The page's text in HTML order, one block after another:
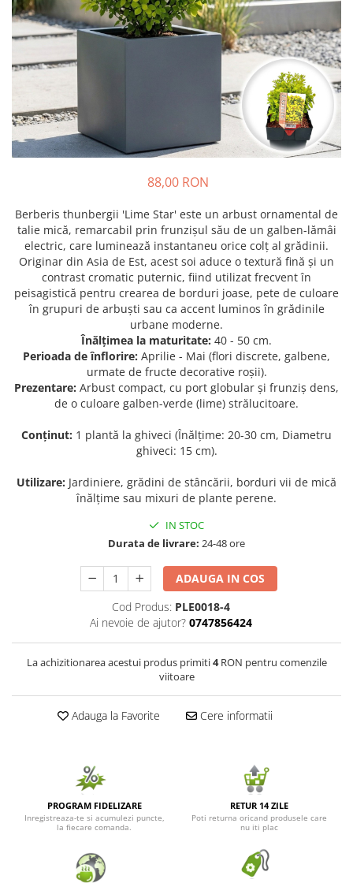
Bulbi de Echinacea
Bulbi de Frezie
Bulbi de Fritillaria
Bulbi de Gladiole
Bulbi de Irisi - Stanjenel
Bulbi de Lalele
Bulbi de Narcise
Bulbi de Ranunculus
Bulbi de Tigridia
Bulbi de Zambile
Bulbi de Zantedeschia
Bulbi Sparaxis
Seminte de Flori
Seminte de Ierburi
Seminte de Legume/Fructe
Păr - Pyrus communis
Viță de Vie - Vitis
88,00 RON
Berberis thunbergii 'Lime Star' este un arbust ornamental de
talie mică, remarcabil prin frunzișul său de un galben-lămâi
electric, care luminează instantaneu orice colț al grădinii.
Originar din Asia de Est, acest soi aduce o textură fină și un
contrast cromatic puternic, fiind utilizat frecvent în
peisagistică pentru crearea de borduri joase, pete de culoare
în grupuri de arbuști sau ca accent luminos în grădinile
urbane moderne.
Înălțimea la maturitate: 40 - 50 cm.
Perioada de înflorire: Aprilie - Mai (flori discrete, galbene,
urmate de fructe decorative roșii).
Prezentare: Arbust compact, cu port globular și frunziș dens,
de o culoare galben-verde (lime) strălucitoare.
Conținut: 1 plantă la ghiveci (Înălțime: 20-30 cm, Diametru
ghiveci: 15 cm).
Utilizare: Jardiniere, grădini de stâncării, borduri vii de mică
înălțime sau mixuri de plante perene.
IN STOC
Durata de livrare: 24-48 ore
ADAUGA IN COS
Cod Produs: PLE0018-4
Ai nevoie de ajutor? 0747856424
La achizitionarea acestui produs primiti4RON pentru comenzile
viitoare
Adauga la Favorite Cere informatii
PROGRAM FIDELIZARE
Inregistreaza-te si acumulezi puncte,
la fiecare comanda.
RETUR 14 ZILE
Poti returna oricand produsele care
nu iti plac